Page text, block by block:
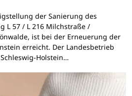
der Sanierung des
L 57 / L 216 Milchstraße /
ist bei der Erneuerung der
erreicht. Der Landesbetrieb
Holstein…